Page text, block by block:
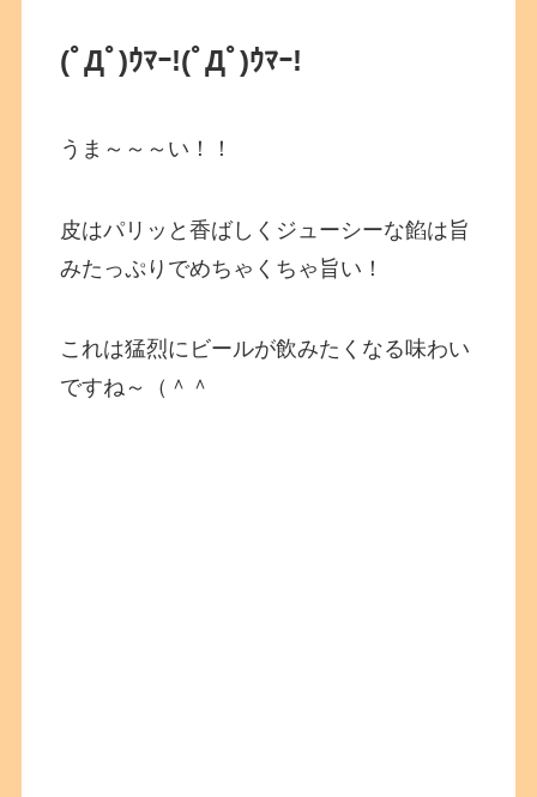
(ﾟДﾟ)ｳﾏｰ!(ﾟДﾟ)ｳﾏｰ!
うま～～～い！！
皮はパリッと香ばしくジューシーな餡は旨
みたっぷりでめちゃくちゃ旨い！
これは猛烈にビールが飲みたくなる味わい
ですね～（＾＾